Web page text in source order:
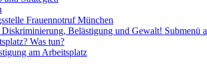
Frauennotruf München
Belästigung und Gewalt! Submenü
Was tun?
am Arbeitsplatz